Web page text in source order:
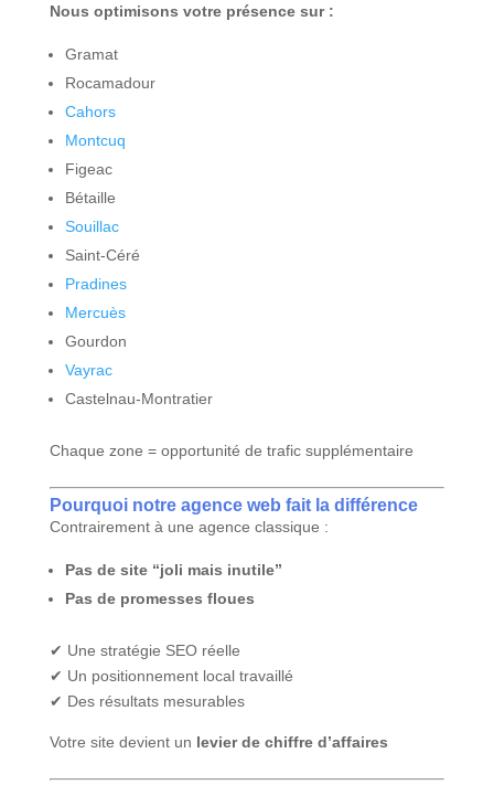
Nous optimisons votre présence sur :
Gramat
Rocamadour
Cahors
Montcuq
Figeac
Bétaille
Souillac
Saint-Céré
Pradines
Mercuès
Gourdon
Vayrac
Castelnau-Montratier
Chaque zone = opportunité de trafic supplémentaire
Pourquoi notre agence web fait la différence
Contrairement à une agence classique :
Pas de site “joli mais inutile”
Pas de promesses floues
✔ Une stratégie SEO réelle
✔ Un positionnement local travaillé
✔ Des résultats mesurables
Votre site devient un levier de chiffre d’affaires